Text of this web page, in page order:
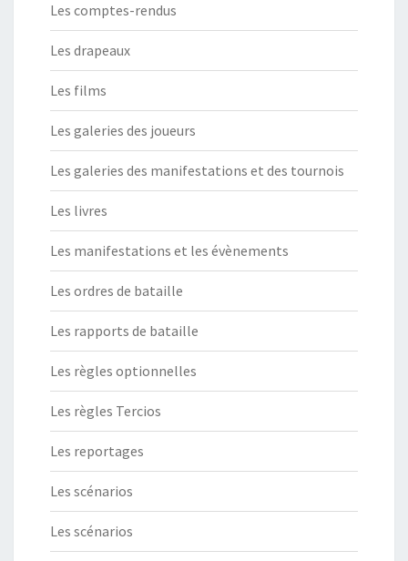
Les comptes-rendus
Les drapeaux
Les films
Les galeries des joueurs
Les galeries des manifestations et des tournois
Les livres
Les manifestations et les évènements
Les ordres de bataille
Les rapports de bataille
Les règles optionnelles
Les règles Tercios
Les reportages
Les scénarios
Les scénarios